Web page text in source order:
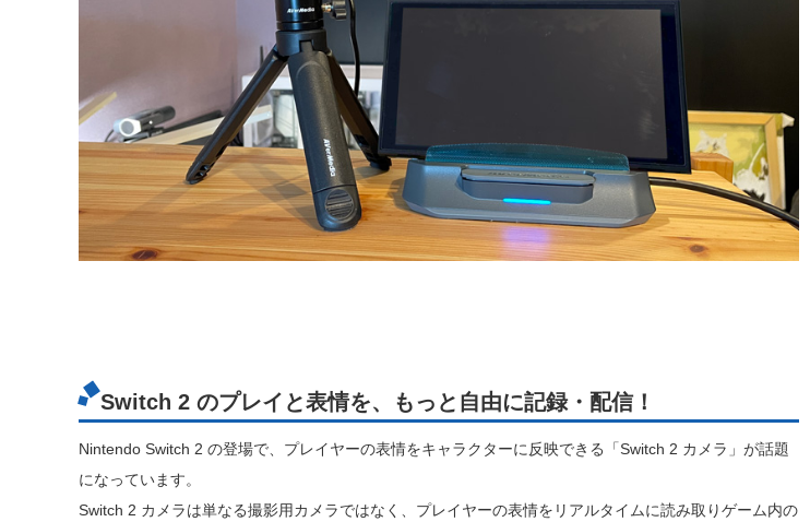
Switch 2 のプレイと表情を、もっと自由に記録・配信！
Nintendo Switch 2 の登場で、プレイヤーの表情をキャラクターに反映できる「Switch 2 カメラ」が話題
になっています。
Switch 2 カメラは単なる撮影用カメラではなく、プレイヤーの表情をリアルタイムに読み取りゲーム内の